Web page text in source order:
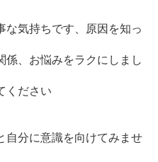
な気持ちです、原因を知っ
係、お悩みをラクにしまし
ください
自分に意識を向けてみませ